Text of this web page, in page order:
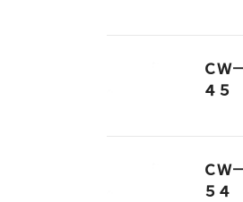
ＣＷ
４５
ＣＷ
５４